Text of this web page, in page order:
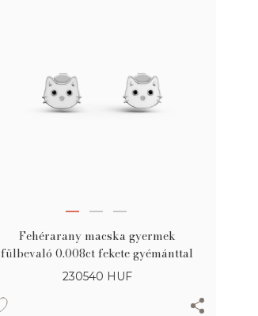
Fehérarany macska gyermek
fülbevaló 0.008ct fekete gyémánttal
230540 HUF